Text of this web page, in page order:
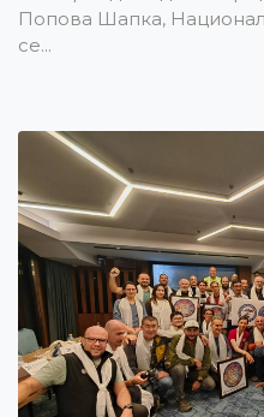
Попова Шапка,
се...